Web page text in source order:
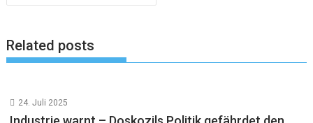
Related posts
24. Juli 2025